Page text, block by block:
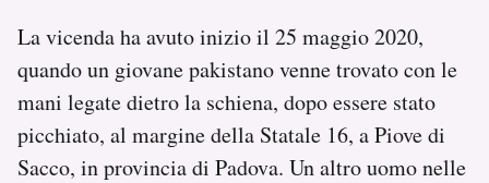
La vicenda ha avuto inizio il 25 maggio 2020,
quando un giovane pakistano venne trovato con le
mani legate dietro la schiena, dopo essere stato
picchiato, al margine della Statale 16, a Piove di
Sacco, in provincia di Padova. Un altro uomo nelle